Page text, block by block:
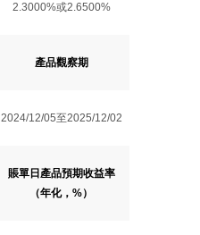
2.3000%或2.6500%
產品觀察期
2024/12/05至2025/12/02
賬單日產品預期收益率
（年化，%）